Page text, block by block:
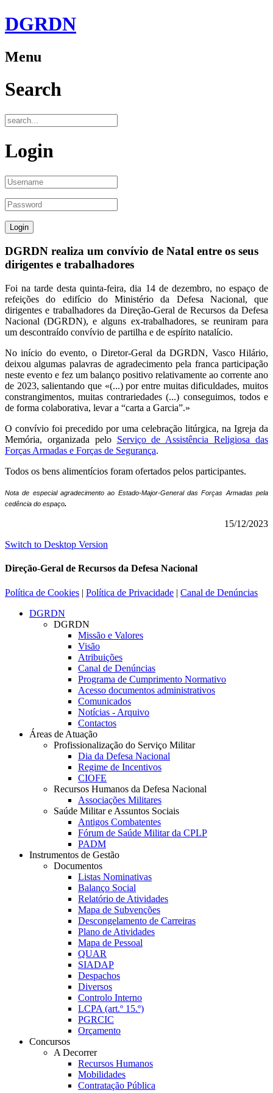
DGRDN
Menu
Search
Login
DGRDN realiza um convívio de Natal entre os seus
dirigentes e trabalhadores
Foi na tarde desta quinta-feira, dia 14 de dezembro, no espaço de
refeições do edifício do Ministério da Defesa Nacional, que
dirigentes e trabalhadores da Direção-Geral de Recursos da Defesa
Nacional (DGRDN), e alguns ex-trabalhadores, se reuniram para
um descontraído convívio de partilha e de espírito natalício.
No início do evento, o Diretor-Geral da DGRDN, Vasco Hilário,
deixou algumas palavras de agradecimento pela franca participação
neste evento e fez um balanço positivo relativamente ao corrente ano
de 2023, salientando que «(...) por entre muitas dificuldades, muitos
constrangimentos, muitas contrariedades (...) conseguimos, todos e
de forma colaborativa, levar a “carta a Garcia”.»
O convívio foi precedido por uma celebração litúrgica, na Igreja da
Memória, organizada pelo Serviço de Assistência Religiosa das
Forças Armadas e Forças de Segurança.
Todos os bens alimentícios foram ofertados pelos participantes.
Nota de especial agradecimento ao Estado-Major-General das Forças Armadas pela
cedência do espaço.
15/12/2023
Switch to Desktop Version
Direção-Geral de Recursos da Defesa Nacional
Política de Cookies | Política de Privacidade | Canal de Denúncias
DGRDN
DGRDN
Missão e Valores
Visão
Atribuições
Canal de Denúncias
Programa de Cumprimento Normativo
Acesso documentos administrativos
Comunicados
Notícias - Arquivo
Contactos
Áreas de Atuação
Profissionalização do Serviço Militar
Dia da Defesa Nacional
Regime de Incentivos
CIOFE
Recursos Humanos da Defesa Nacional
Associações Militares
Saúde Militar e Assuntos Sociais
Antigos Combatentes
Fórum de Saúde Militar da CPLP
PADM
Instrumentos de Gestão
Documentos
Listas Nominativas
Balanço Social
Relatório de Atividades
Mapa de Subvenções
Descongelamento de Carreiras
Plano de Atividades
Mapa de Pessoal
QUAR
SIADAP
Despachos
Diversos
Controlo Interno
LCPA (art.º 15.º)
PGRCIC
Orçamento
Concursos
A Decorrer
Recursos Humanos
Mobilidades
Contratação Pública